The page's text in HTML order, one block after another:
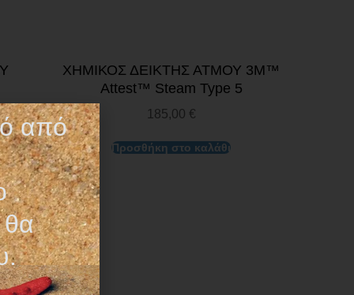
XΗΜΙΚΟΣ ΔΕΙΚΤΗΣ ΑΤΜΟΥ 3M™
Attest™ Steam Type 5
185,00 €
Προσθήκη στο καλάθι
από
θα